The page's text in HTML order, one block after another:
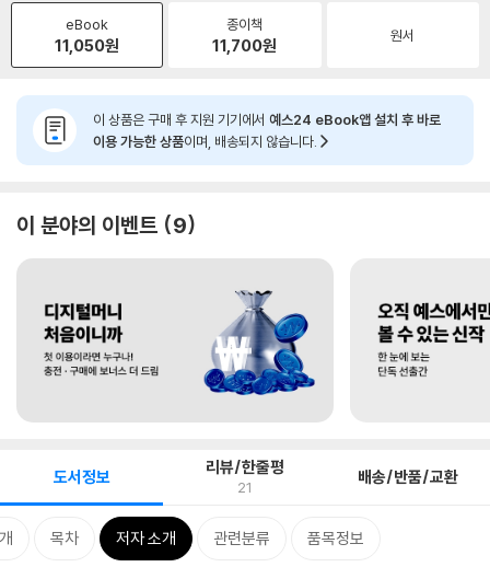
eBook
11,050원
종이책
11,700원 원서
이 상품은 구매 후 지원 기기에서 예스24 eBook앱 설치 후 바로
이용 가능한 상품이며, 배송되지 않습니다.
이 분야의 이벤트 9
도서정보 리뷰/한줄평
21 배송/반품/교환
목차 저자 소개 관련분류 품목정보